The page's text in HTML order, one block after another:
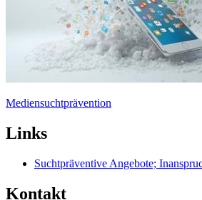
Mediensuchtprävention
Links
Suchtpräventive Angebote;
Kontakt